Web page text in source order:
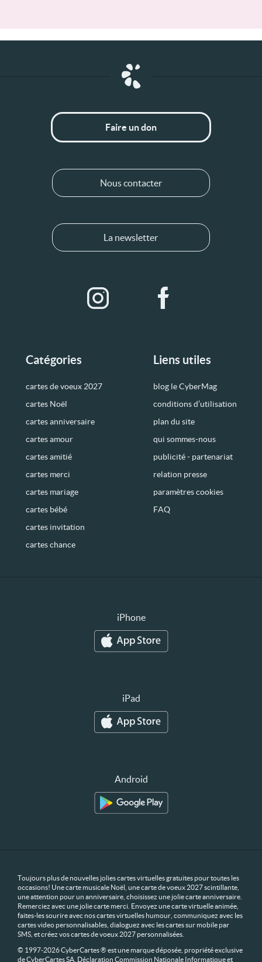
Catégories
cartes de voeux 2027
cartes Noël
cartes anniversaire
cartes amour
cartes amitié
cartes merci
cartes mariage
cartes bébé
cartes invitation
cartes chance
Liens utiles
blog le CyberMag
conditions d’utilisation
plan du site
qui sommes-nous
publicité - partenariat
relation presse
paramètres cookies
FAQ
Faire un don
Nous contacter
La newsletter
iPhone
iPad
Android
Toujours plus de nouvelles jolies cartes virtuelles gratuites pour toutes les
occasions! Une carte musicale Noël, une carte de voeux 2027 scintillante,
une attention pour un anniversaire, choisissez une jolie carte anniversaire.
Remerciez avec une jolie carte merci. Envoyez une carte virtuelle animée,
faites-les sourire avec nos cartes virtuelles humour, communiquez avec les
cartes video personnalisables, dialoguez avec les cartes sur mobile par
SMS, et créez vos cartes de voeux 2027 personnalisées.
© 1997-2026 CyberCartes ® est une marque déposée, propriété exclusive
de CyberCartes SA. Déclaration Commission Nationale Informatique et